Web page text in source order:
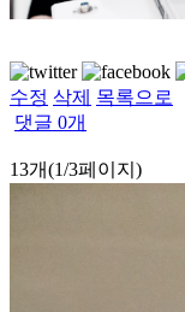
수정 삭제 목록으로
댓글 0개
13개(1/3페이지)